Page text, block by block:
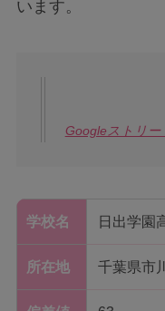
います。
Googleストリー
学校名 日出学園
所在地 千葉県市